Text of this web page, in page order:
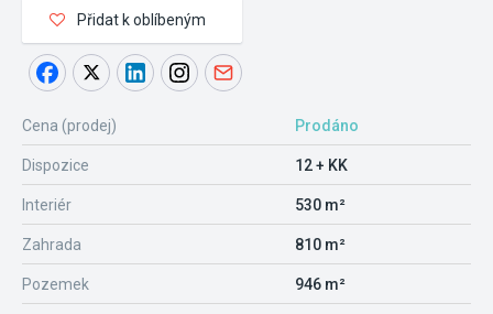
Přidat k oblíbeným
Cena (prodej) Prodáno
Dispozice 12 + KK
Interiér 530 m²
Zahrada 810 m²
Pozemek 946 m²